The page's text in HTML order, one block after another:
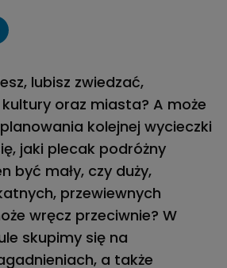
lubisz zwiedzać,
oraz miasta? A może
kolejnej wycieczki
jaki plecak podróżny
być mały, czy duży,
przewiewnych
wręcz przeciwnie? W
skupimy się na
a także